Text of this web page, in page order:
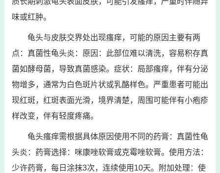
味或红肿。
龟头与皮肤交界处出现瘙痒，可能的原因主要有两
点：真菌性龟头炎：原因：此部位难以清洗，容易积存真
菌如酵母菌，导致真菌感染。症状：局部瘙痒，伴有分泌
物增多，通常为白色斑片状或乳酪样色。严重患者可能出
现红斑，红斑表面光滑，境界清楚，周围可能伴有小疱疹
样改变，伴有轻度疼痛。
龟头瘙痒需根据具体原因使用不同的药膏：真菌性龟
头炎：药膏选择：咪康唑软膏或克霉唑软膏。使用方法：
少许药膏，每日涂抹3次，连续使用10天。附加处理：使